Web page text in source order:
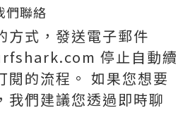
們聯絡
方式，發送電子郵件
停止自動續
閱的流程。 如果您想要
我們建議您透過即時聊